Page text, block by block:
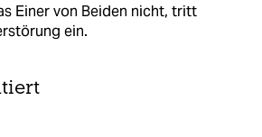
Einer von Beiden nicht, tritt
ein.